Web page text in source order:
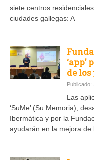
siete centros
ciudades gallegas: A
de los
Publicado:
Las
‘SuMe’ (Su Memoria),
Ibermática y por la
ayudarán en la mejora de